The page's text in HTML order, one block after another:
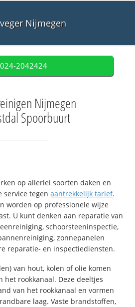
Nijmegen
024-2042424
Nijmegen
Spoorbuurt
op allerlei soorten daken en
service tegenaantrekkelijk tarief.
worden op professionele wijze
U kunt denken aan reparatie van
schoorsteeninspectie,
zonnepanelen
reparatie- en inspectiediensten.
van hout, kolen of olie komen
rookkanaal. Deze deeltjes
van het rookkanaal en vormen
laag. Vaste brandstoffen,